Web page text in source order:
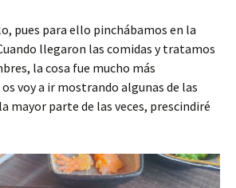
pues para ello pinchábamos en la
llegaron las comidas y tratamos
la cosa fue mucho más
voy a ir mostrando algunas de las
mayor parte de las veces, prescindiré